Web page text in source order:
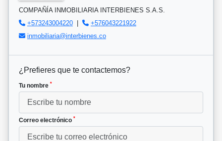
COMPAÑÍA INMOBILIARIA INTERBIENES S.A.S.
+573243004220 |
+576043221922
inmobiliaria@interbienes.co
¿Prefieres que te contactemos?
Tu nombre *
Correo electrónico *